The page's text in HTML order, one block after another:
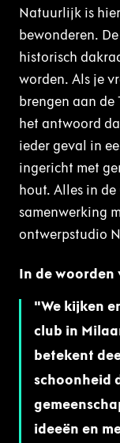
Natuurlijk is
bewonderen.
historisch
worden. Als je
brengen aan de
het antwoord
ieder geval in
ingericht met
hout. Alles in
samenwerking
ontwerpstudio
In de woorden
We kijken
club in
betekent
schoonheid
ideeën en